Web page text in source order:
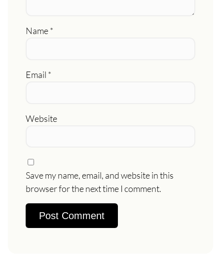
Name*
Email *
Website
Save my name, email, and website in this
browser for the next time I comment.